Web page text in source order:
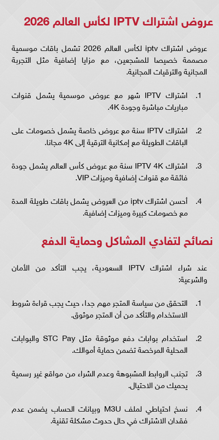
عروض اشتراك IPTV لكأس العالم 2026
عروض اشتراك iptv لكأس العالم 2026 تشمل باقات موسمية
مصممة خصيصا للمشجعين، مع مزايا إضافية مثل التجربة
المجانية والترقيات المجانية.
اشتراك IPTV شهر مع عروض موسمية يشمل قنوات
مباريات مباشرة وجودة 4K.
اشتراك IPTV سنة مع عروض خاصة يشمل خصومات على
الباقات الطويلة مع إمكانية الترقية إلى 4K مجانا.
اشتراك IPTV 4K سنة مع عروض كأس العالم يشمل جودة
فائقة مع قنوات إضافية وميزات VIP.
أحسن اشتراك iptv من العروض يشمل باقات طويلة المدة
مع خصومات كبيرة وميزات إضافية.
نصائح لتفادي المشاكل وحماية الدفع
عند شراء اشتراك IPTV السعودية، يجب التأكد من الأمان
والشرعية:
التحقق من سياسة المتجر مهم جدا، حيث يجب قراءة شروط
الاستخدام والتأكد من أن المتجر موثوق.
استخدام بوابات دفع موثوقة مثل STC Pay والبوابات
المحلية المرخصة تضمن حماية أموالك.
تجنب الروابط المشبوهة وعدم الشراء من مواقع غير رسمية
يحميك من الاحتيال.
نسخ احتياطي لملف M3U وبيانات الحساب يضمن عدم
فقدان الاشتراك في حال حدوث مشكلة تقنية.